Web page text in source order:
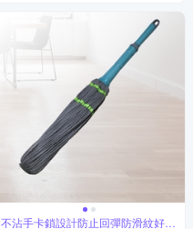
不沾手卡鎖設計防止回彈防滑紋好握